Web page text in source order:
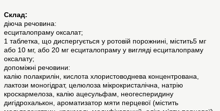
Склад:
діюча речовина:
есциталопраму оксалат;
1 таблетка, що диспергується у ротовій порожнині, містить5 мг
або 10 мг, або 20 мг есциталопраму у вигляді есциталопраму
оксалату;
допоміжні речовини:
калію полакрилін, кислота хлористоводнева концентрована,
лактози моногідрат, целюлоза мікрокристалічна, натрію
кроскармелоза, калію ацесульфам, неогесперидину
дигідрохалькон, ароматизатор мяти перцевої (містить